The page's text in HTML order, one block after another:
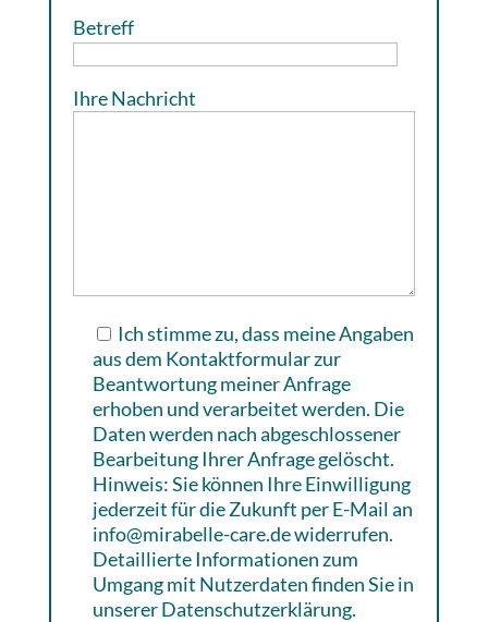
Betreff
Ihre Nachricht
Ich stimme zu, dass meine Angaben
aus dem Kontaktformular zur
Beantwortung meiner Anfrage
erhoben und verarbeitet werden. Die
Daten werden nach abgeschlossener
Bearbeitung Ihrer Anfrage gelöscht.
Hinweis: Sie können Ihre Einwilligung
jederzeit für die Zukunft per E-Mail an
info@mirabelle-care.de widerrufen.
Detaillierte Informationen zum
Umgang mit Nutzerdaten finden Sie in
unserer Datenschutzerklärung.